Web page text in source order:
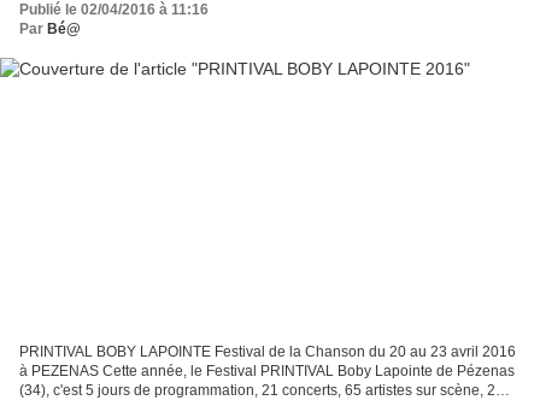
Publié le 02/04/2016 à 11:16
Par Bé@
PRINTIVAL BOBY LAPOINTE Festival de la Chanson du 20 au 23 avril 2016
à PEZENAS Cette année, le Festival PRINTIVAL Boby Lapointe de Pézenas
(34), c'est 5 jours de programmation, 21 concerts, 65 artistes sur scène, 2